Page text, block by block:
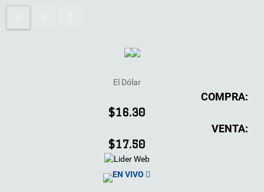
El Dólar
COMPRA:
$16.30
VENTA:
$17.50
EN VIVO